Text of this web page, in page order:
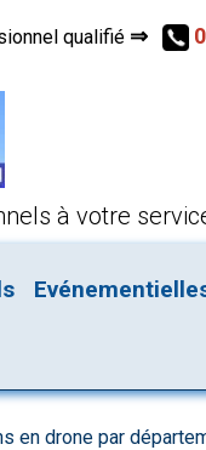
qualifié ⇒
à votre
en drone par